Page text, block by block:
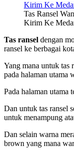
Tas Ransel
Kirim Ke
Tas ransel dengan
ransel ke berbagai
Yang mana untuk tas
pada halaman utama
Pada halaman utama
Dan untuk tas ransel
untuk menampung
Dan selain warna
brown yang mana